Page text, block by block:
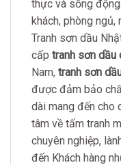
thực và sống
khách, phòng ngủ,
Tranh sơn dầu
cấp tranh sơn dầu
Nam, tranh sơn
được đảm bảo
dài mang đến cho
tâm về tấm tranh
chuyên nghiệp,
đến Khách hàng